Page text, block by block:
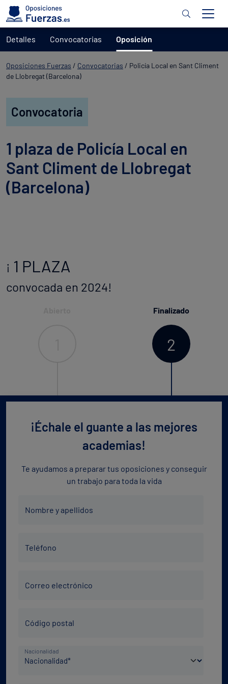
Oposiciones Fuerzas / Convocatorias / Policía Local en Sant Climent
de Llobregat (Barcelona)
Convocatoria
1 plaza de Policía Local en
Sant Climent de Llobregat
(Barcelona)
¡ 1 PLAZA
convocada en 2024!
Finalizado
2
Detalles Convocatorias Oposición
¡Échale el guante a las mejores
academias!
Te ayudamos a preparar tus oposiciones y conseguir
un trabajo para toda la vida
Nombre y apellidos
Teléfono
electrónico
Correo electrónico
Postal
Código postal
País
de
Nacionalidad